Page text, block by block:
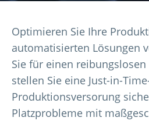
Optimieren Sie Ihre
automatisierten Lösungen
Sie für einen
stellen Sie eine Just-in-
Produktionsversorung
Platzprobleme mit